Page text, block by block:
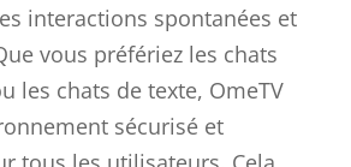
interactions spontanées et
vous préfériez les chats
les chats de texte, OmeTV
sécurisé et